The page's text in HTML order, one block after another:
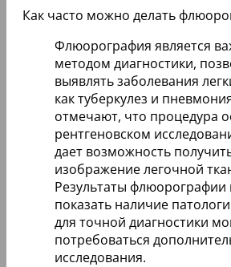
Как часто можно делать
Флюорография является
методом диагностики,
выявлять заболевания
как туберкулез и
отмечают, что процедура
рентгеновском
дает возможность
изображение легочной
Результаты флюорографии
показать наличие
для точной диагностики
потребоваться
исследования.